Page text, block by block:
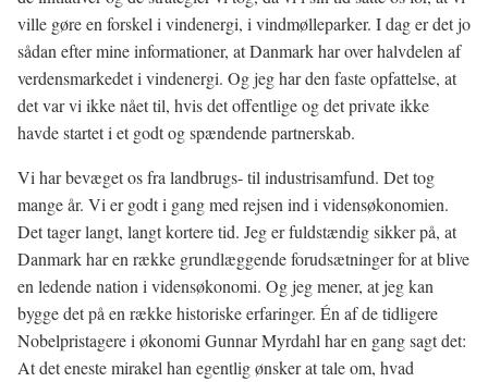
ville gøre en forskel i vindenergi, i vindmølleparker. I dag er det jo
sådan efter mine informationer, at Danmark har over halvdelen af
verdensmarkedet i vindenergi. Og jeg har den faste opfattelse, at
det var vi ikke nået til, hvis det offentlige og det private ikke
havde startet i et godt og spændende partnerskab.
Vi har bevæget os fra landbrugs- til industrisamfund. Det tog
mange år. Vi er godt i gang med rejsen ind i vidensøkonomien.
Det tager langt, langt kortere tid. Jeg er fuldstændig sikker på, at
Danmark har en række grundlæggende forudsætninger for at blive
en ledende nation i vidensøkonomi. Og jeg mener, at jeg kan
bygge det på en række historiske erfaringer. Én af de tidligere
Nobelpristagere i økonomi Gunnar Myrdahl har en gang sagt det:
At det eneste mirakel han egentlig ønsker at tale om, hvad